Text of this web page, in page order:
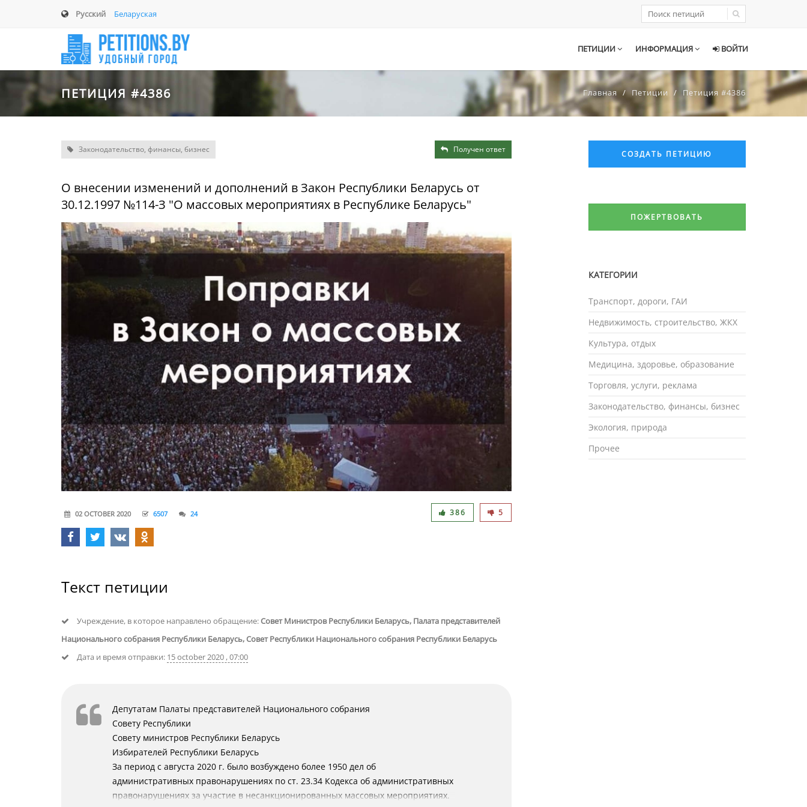
Русский Беларуская
ПЕТИЦИИ ИНФОРМАЦИЯ ВОЙТИ
ПЕТИЦИЯ #4386 Главная Петиции Петиция #4386
Законодательство, финансы, бизнес Получен ответ
О внесении изменений и дополнений в Закон Республики Беларусь от
30.12.1997 №114-З "О массовых мероприятиях в Республике Беларусь"
02 OCTOBER 2020 6507 24 386 5
Текст петиции
Учреждение, в которое направлено обращение:Совет Министров Республики Беларусь, Палата представителей
Национального собрания Республики Беларусь, Совет Республики Национального собрания Республики Беларусь
Дата и время отправки: 15 october 2020 , 07:00
Депутатам Палаты представителей Национального собрания
Совету Республики
Совету министров Республики Беларусь
Избирателей Республики Беларусь
За период с августа 2020 г. было возбуждено более 1950 дел об
административных правонарушениях по ст. 23.34 Кодекса об административных
правонарушениях за участие в несанкционированных массовых мероприятиях.
СОЗДАТЬ ПЕТИЦИЮ
ПОЖЕРТВОВАТЬ
КАТЕГОРИИ
Транспорт, дороги, ГАИ
Недвижимость, строительство, ЖКХ
Культура, отдых
Медицина, здоровье, образование
Торговля, услуги, реклама
Законодательство, финансы, бизнес
Экология, природа
Прочее